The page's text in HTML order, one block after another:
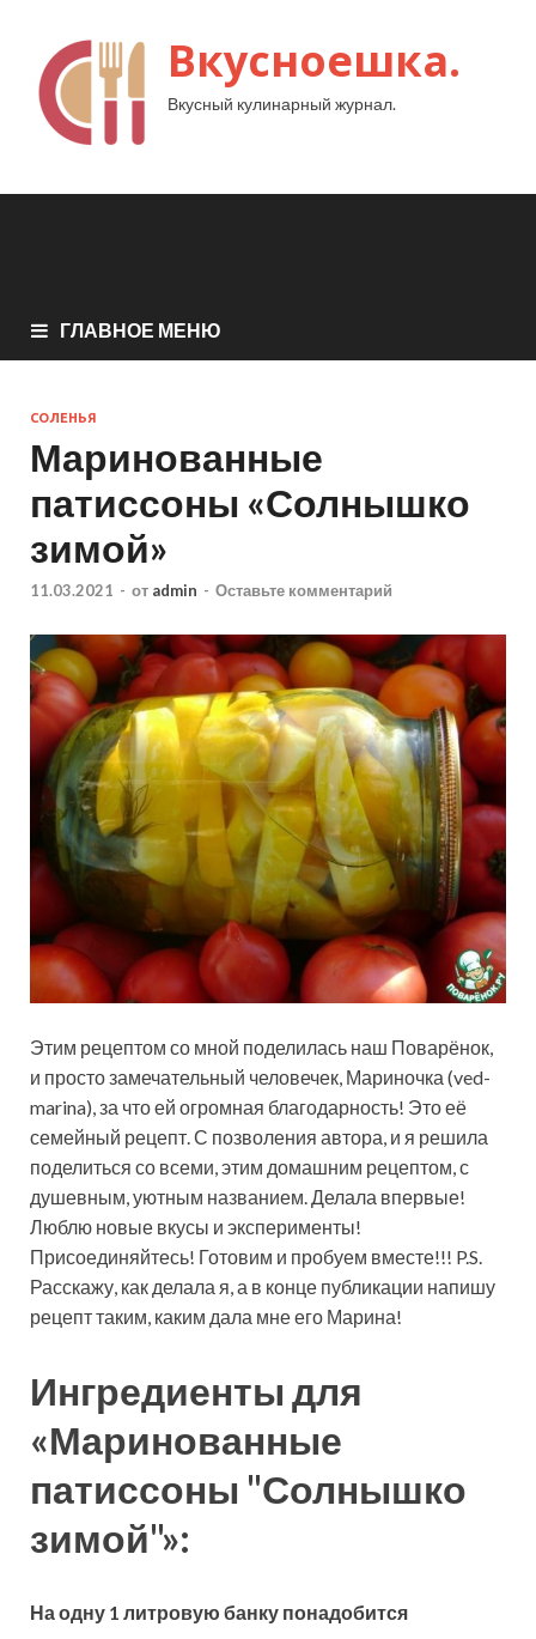
Вкусноешка.
Вкусный кулинарный журнал.
ГЛАВНОЕ МЕНЮ
СОЛЕНЬЯ
Маринованные
патиссоны «Солнышко
зимой»
11.03.2021 - от admin - Оставьте комментарий
Этим рецептом со мной поделилась наш Поварёнок,
и просто замечательный человечек, Мариночка (ved-
marina), за что ей огромная благодарность! Это её
семейный рецепт. С позволения автора, и я решила
поделиться со всеми, этим домашним рецептом, с
душевным, уютным названием. Делала впервые!
Люблю новые вкусы и эксперименты!
Присоединяйтесь! Готовим и пробуем вместе!!! P.S.
Расскажу, как делала я, а в конце публикации напишу
рецепт таким, каким дала мне его Марина!
Ингредиенты для
«Маринованные
патиссоны "Солнышко
зимой"»:
На одну 1 литровую банку понадобится